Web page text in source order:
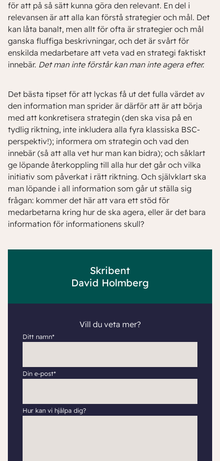
för att på så sätt kunna göra den relevant. En del i
relevansen är att alla kan förstå strategier och mål. Det
kan låta banalt, men allt för ofta är strategier och mål
ganska fluffiga beskrivningar, och det är svårt för
enskilda medarbetare att veta vad en strategi faktiskt
innebär. Det man inte förstår kan man inte agera efter.
Det bästa tipset för att lyckas få ut det fulla värdet av
den information man sprider är därför att är att börja
med att konkretisera strategin (den ska visa på en
tydlig riktning, inte inkludera alla fyra klassiska BSC-
perspektiv!); informera om strategin och vad den
innebär (så att alla vet hur man kan bidra); och såklart
ge löpande återkoppling till alla hur det går och vilka
initiativ som påverkat i rätt riktning. Och självklart ska
man löpande i all information som går ut ställa sig
frågan: kommer det här att vara ett stöd för
medarbetarna kring hur de ska agera, eller är det bara
information för informationens skull?
Skribent
David Holmberg
Vill du veta mer?
Ditt namn*
Din e-post*
Hur kan vi hjälpa dig?